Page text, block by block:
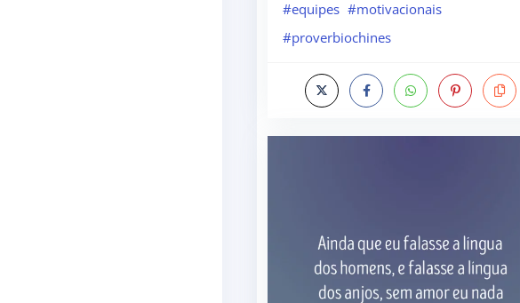
#equipes #motivacionais
#proverbiochines